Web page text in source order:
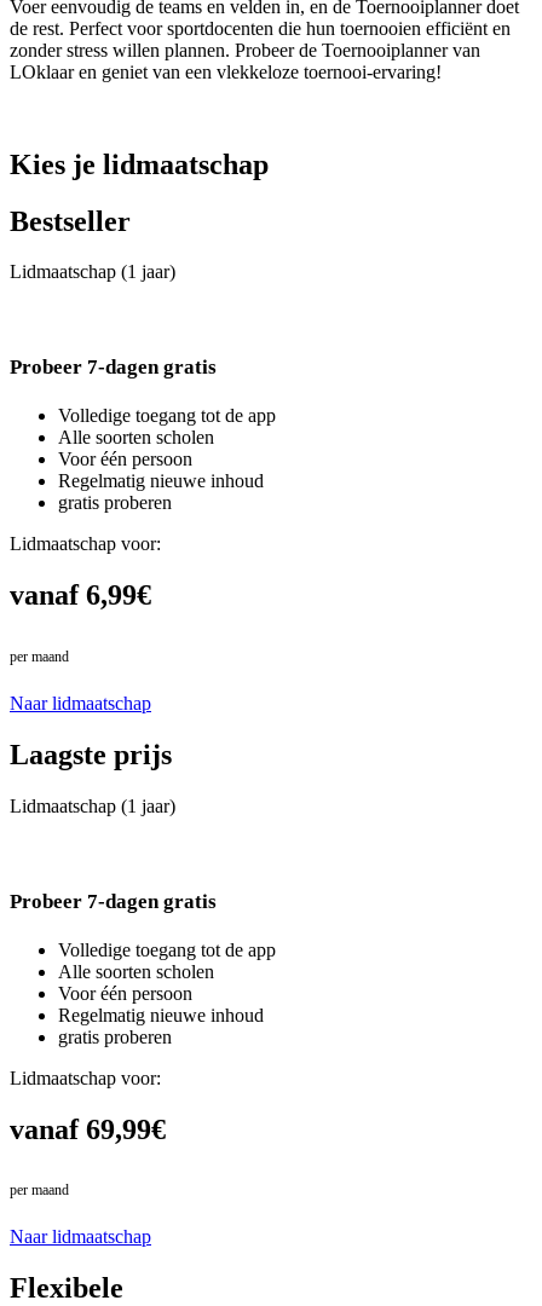
Voer eenvoudig de teams en velden in, en de Toernooiplanner doet
de rest. Perfect voor sportdocenten die hun toernooien efficiënt en
zonder stress willen plannen. Probeer de Toernooiplanner van
LOklaar en geniet van een vlekkeloze toernooi-ervaring!
Kies je lidmaatschap
Bestseller
Lidmaatschap (1 jaar)
Probeer 7-dagen gratis
Volledige toegang tot de app
Alle soorten scholen
Voor één persoon
Regelmatig nieuwe inhoud
gratis proberen
Lidmaatschap voor:
vanaf 6,99€
per maand
Naar lidmaatschap
Laagste prijs
Lidmaatschap (1 jaar)
Probeer 7-dagen gratis
Volledige toegang tot de app
Alle soorten scholen
Voor één persoon
Regelmatig nieuwe inhoud
gratis proberen
Lidmaatschap voor:
vanaf 69,99€
per maand
Naar lidmaatschap
Flexibele